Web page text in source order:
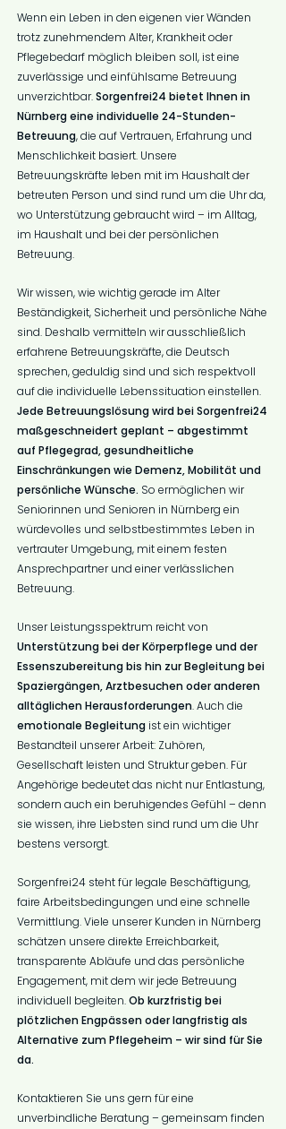
Wenn ein Leben in den eigenen vier Wänden
trotz zunehmendem Alter, Krankheit oder
Pflegebedarf möglich bleiben soll, ist eine
zuverlässige und einfühlsame Betreuung
unverzichtbar.Sorgenfrei24 bietet Ihnen in
Nürnberg eine individuelle 24-Stunden-
Betreuung, die auf Vertrauen, Erfahrung und
Menschlichkeit basiert. Unsere
Betreuungskräfte leben mit im Haushalt der
betreuten Person und sind rund um die Uhr da,
wo Unterstützung gebraucht wird – im Alltag,
im Haushalt und bei der persönlichen
Betreuung.
Wir wissen, wie wichtig gerade im Alter
Beständigkeit, Sicherheit und persönliche Nähe
sind. Deshalb vermitteln wir ausschließlich
erfahrene Betreuungskräfte, die Deutsch
sprechen, geduldig sind und sich respektvoll
auf die individuelle Lebenssituation einstellen.
Jede Betreuungslösung wird bei Sorgenfrei24
maßgeschneidert geplant – abgestimmt
auf Pflegegrad, gesundheitliche
Einschränkungen wie Demenz, Mobilität und
persönliche Wünsche. So ermöglichen wir
Seniorinnen und Senioren in Nürnberg ein
würdevolles und selbstbestimmtes Leben in
vertrauter Umgebung, mit einem festen
Ansprechpartner und einer verlässlichen
Betreuung.
Unser Leistungsspektrum reicht von
Unterstützung bei der Körperpflege und der
Essenszubereitung bis hin zur Begleitung bei
Spaziergängen, Arztbesuchen oder anderen
alltäglichen Herausforderungen. Auch die
emotionale Begleitung ist ein wichtiger
Bestandteil unserer Arbeit: Zuhören,
Gesellschaft leisten und Struktur geben. Für
Angehörige bedeutet das nicht nur Entlastung,
sondern auch ein beruhigendes Gefühl – denn
sie wissen, ihre Liebsten sind rund um die Uhr
bestens versorgt.
Sorgenfrei24 steht für legale Beschäftigung,
faire Arbeitsbedingungen und eine schnelle
Vermittlung. Viele unserer Kunden in Nürnberg
schätzen unsere direkte Erreichbarkeit,
transparente Abläufe und das persönliche
Engagement, mit dem wir jede Betreuung
individuell begleiten.Ob kurzfristig bei
plötzlichen Engpässen oder langfristig als
Alternative zum Pflegeheim – wir sind für Sie
da.
Kontaktieren Sie uns gern für eine
unverbindliche Beratung – gemeinsam finden